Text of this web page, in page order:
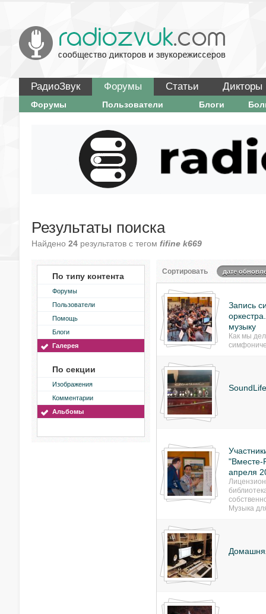
РадиоЗвук Форумы Статьи Дикторы
Форумы Пользователи Блоги
Результаты поиска
Найдено 24 результатов с тегом fifine k669
По типу контента
Форумы
Пользователи
Помощь
Блоги
Галерея
По секции
Изображения
Комментарии
Альбомы
Сортировать дате
Запись
музыку
Как мы
SoundLife
"Вместе-
апреля
Музыка